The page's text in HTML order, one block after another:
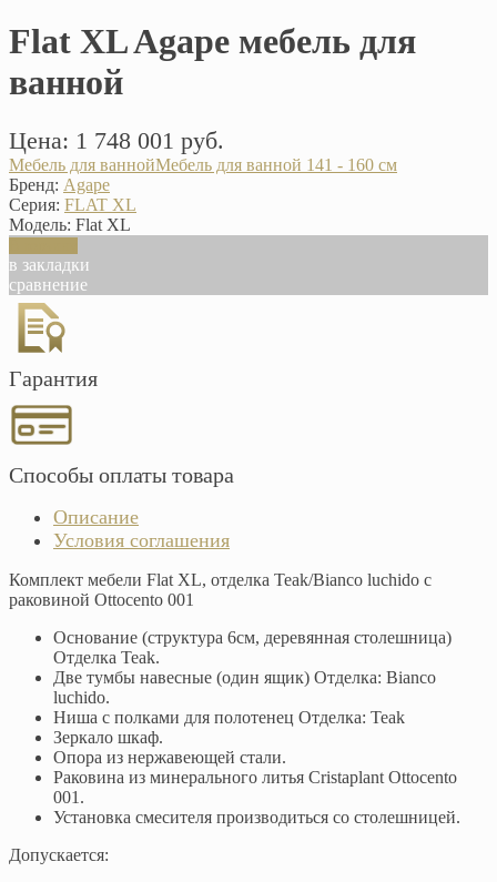
Flat XL Agape мебель для
ванной
Цена: 1 748 001 руб.
Мебель для ваннойМебель для ванной 141 - 160 см
Бренд: Agape
Серия: FLAT XL
Модель: Flat XL
в закладки
сравнение
Гарантия
Способы оплаты товара
Описание
Условия соглашения
Комплект мебели Flat XL, отделка Teak/Bianco luchido с
раковиной Ottocento 001
Основание (структура 6см, деревянная столешница)
Отделка Teak.
Две тумбы навесные (один ящик) Отделка: Bianco
luchido.
Ниша с полками для полотенец Отделка: Teak
Зеркало шкаф.
Опора из нержавеющей стали.
Раковина из минерального литья Cristaplant Ottocento
001.
Установка смесителя производиться со столешницей.
Допускается: